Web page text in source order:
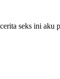
seks ini aku